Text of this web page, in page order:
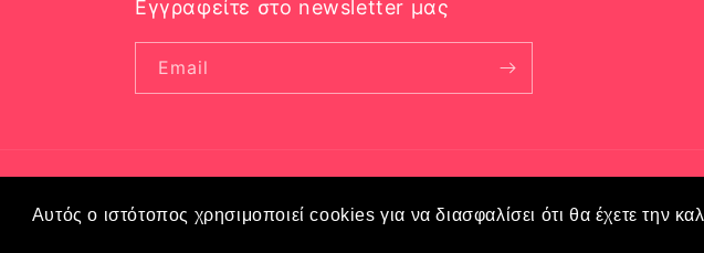
Αυτός ο ιστότοπος χρησιμοποιεί cookies για να διασφαλίσει ότι θα έχετε την
Εγγραφείτε στο newsletter μας
Email
Language